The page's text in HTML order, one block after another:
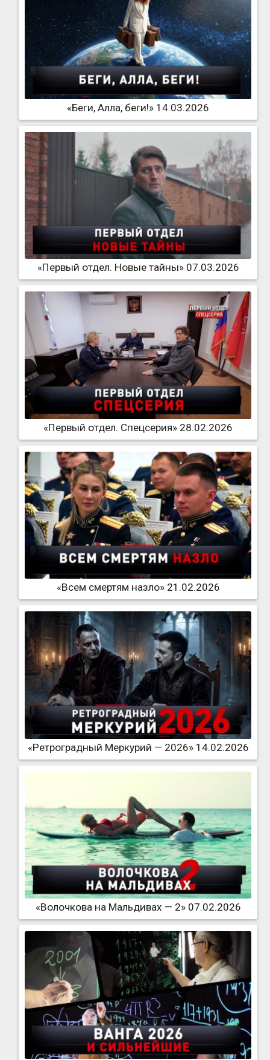
«Беги, Алла, беги!» 14.03.2026
«Первый отдел. Новые тайны» 07.03.2026
«Первый отдел. Спецсерия» 28.02.2026
«Всем смертям назло» 21.02.2026
«Ретроградный Меркурий — 2026» 14.02.2026
«Волочкова на Мальдивах — 2» 07.02.2026